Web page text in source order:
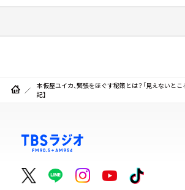
本仮屋ユイカ、緊張をほぐす秘策とは？「見えないと
記】